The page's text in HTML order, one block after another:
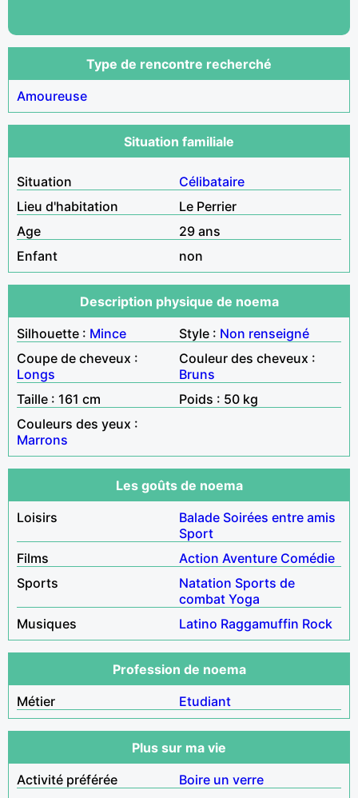
Type de rencontre recherché
Amoureuse
Situation familiale
Situation
Célibataire
Lieu d'habitation
Le Perrier
Age
29 ans
Enfant
non
Description physique de noema
Silhouette : Mince Style : Non renseigné
Coupe de cheveux :
Longs
Couleur des cheveux :
Bruns
Taille : 161 cm
Poids : 50 kg
Couleurs des yeux :
Marrons
Les goûts de noema
Loisirs
Balade Soirées entre amis
Sport
Films
Action Aventure Comédie
Sports
Natation Sports de
combat Yoga
Musiques
Latino Raggamuffin Rock
Profession de noema
Métier
Etudiant
Plus sur ma vie
Activité préférée
Boire un verre